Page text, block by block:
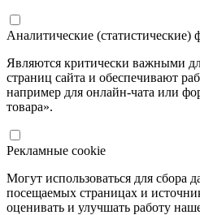
Аналитические (статистические)
Являются критически важными
страниц сайта и обеспечивают
например для онлайн-чата или
товара».
Рекламные cookie
Могут использоваться для сбора
посещаемых страницах и
оценивать и улучшать работу